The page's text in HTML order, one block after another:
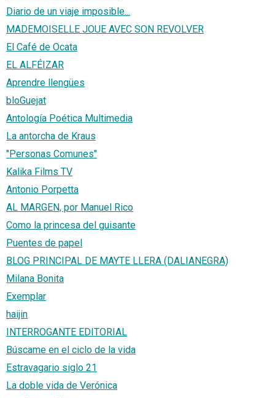
Diario de un viaje imposible...
MADEMOISELLE JOUE AVEC SON REVOLVER
El Café de Ocata
EL ALFÉIZAR
Aprendre llengües
bloGuejat
Antología Poética Multimedia
La antorcha de Kraus
"Personas Comunes"
Kalika Films TV
Antonio Porpetta
AL MARGEN, por Manuel Rico
Como la princesa del guisante
Puentes de papel
BLOG PRINCIPAL DE MAYTE LLERA (DALIANEGRA)
Milana Bonita
Exemplar
haijin
INTERROGANTE EDITORIAL
Búscame en el ciclo de la vida
Estravagario siglo 21
La doble vida de Verónica